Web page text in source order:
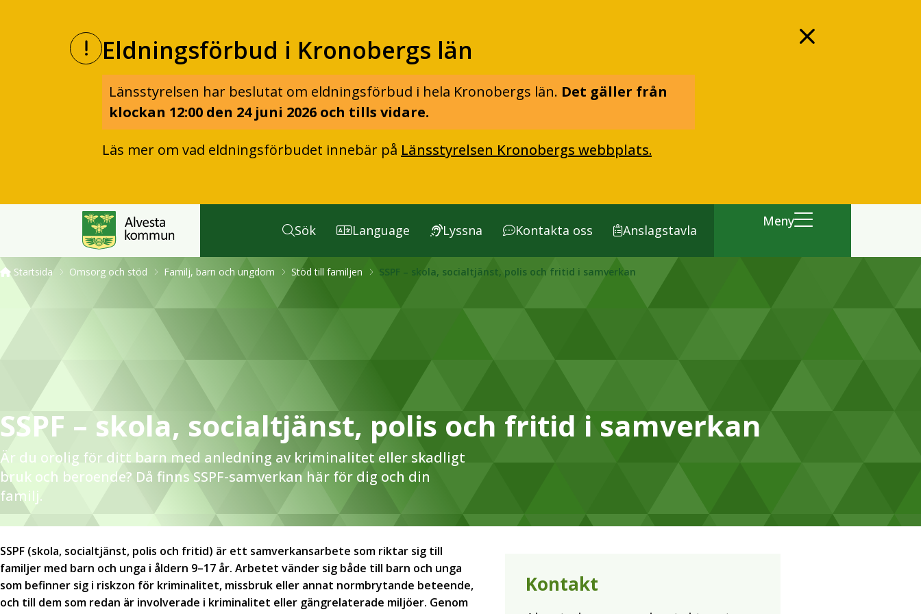
Eldningsförbud i Kronobergs län
Länsstyrelsen har beslutat om eldningsförbud i hela Kronobergs län. Det gäller från
klockan 12:00 den 24 juni 2026 och tills vidare.
Läs mer om vad eldningsförbudet innebär på Länsstyrelsen Kronobergs webbplats.
Sök Language Lyssna Kontakta oss Anslagstavla
Meny
Startsida Omsorg och stöd Familj, barn och ungdom Stöd till familjen SSPF – skola, socialtjänst, polis och fritid i samverkan
SSPF – skola, socialtjänst, polis och fritid i samverkan
Är du orolig för ditt barn med anledning av kriminalitet eller skadligt
bruk och beroende? Då finns SSPF-samverkan här för dig och din
familj.
SSPF (skola, socialtjänst, polis och fritid) är ett samverkansarbete som riktar sig till
familjer med barn och unga i åldern 9–17 år. Arbetet vänder sig både till barn och unga
som befinner sig i riskzon för kriminalitet, missbruk eller annat normbrytande beteende,
och till dem som redan är involverade i kriminalitet eller gängrelaterade miljöer. Genom
Kontakt